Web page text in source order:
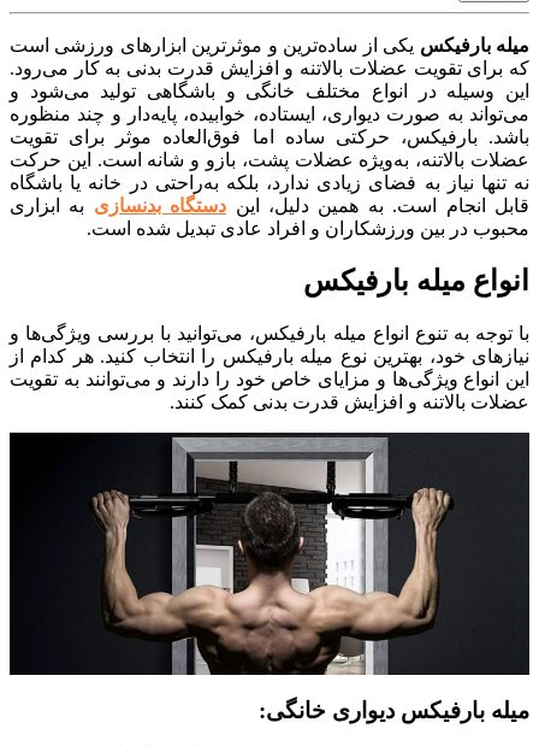
بارفیکسیکی از ساده‌ترین و موثرترین ابزارهای ورزشی است
تقویت عضلات بالاتنه و افزایش قدرت بدنی به کار می‌رود.
در انواع مختلف خانگی و باشگاهی تولید می‌شود و
به صورت دیواری، ایستاده، خوابیده، پایه‌دار و چند منظوره
بارفیکس، حرکتی ساده اما فوق‌العاده موثر برای تقویت
بالاتنه، به‌ویژه عضلات پشت، بازو و شانه است. این حرکت
نیاز به فضای زیادی ندارد، بلکه به‌راحتی در خانه یا باشگاه
انجام است. به همین دلیل، ایندستگاه بدنسازیبه ابزاری
در بین ورزشکاران و افراد عادی تبدیل شده است.
میله بارفیکس
به تنوع انواع میله بارفیکس، می‌توانید با بررسی ویژگی‌ها و
خود، بهترین نوع میله بارفیکس را انتخاب کنید. هر کدام از
ویژگی‌ها و مزایای خاص خود را دارند و می‌توانند به تقویت
بالاتنه و افزایش قدرت بدنی کمک کنند.
بارفیکس دیواری خانگی: